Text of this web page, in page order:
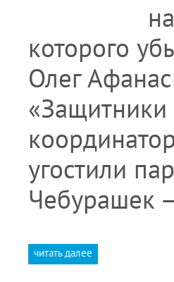
которого
Олег
«Защитники
угостили
Чебурашек
читать далее